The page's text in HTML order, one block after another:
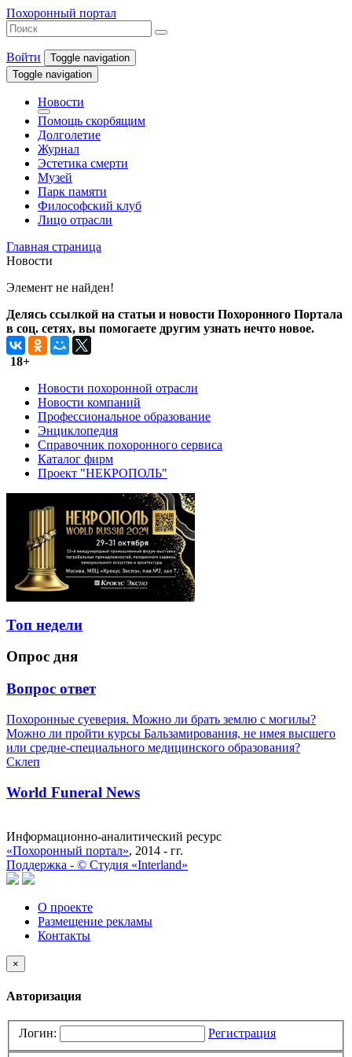
Похоронный портал
Войти
Toggle navigation
Toggle navigation
Новости
Помощь скорбящим
Долголетие
Журнал
Эстетика смерти
Музей
Парк памяти
Философский клуб
Лицо отрасли
Главная страница
Новости
Элемент не найден!
Делясь ссылкой на статьи и новости Похоронного Портала
в соц. сетях, вы помогаете другим узнать нечто новое.
18+
Новости похоронной отрасли
Новости компаний
Профессиональное образование
Энциклопедия
Справочник похоронного сервиса
Каталог фирм
Проект "НЕКРОПОЛЬ"
Топ недели
Опрос дня
Вопрос ответ
Похоронные суеверия. Можно ли брать землю с могилы?
Можно ли пройти курсы Бальзамирования, не имея высшего
или средне-специального медицинского образования?
Склеп
World Funeral News
Информационно-аналитический ресурс
«Похоронный портал», 2014 - гг.
Поддержка - © Cтудия «Interland»
О проекте
Размещение рекламы
Контакты
×
Авторизация
Логин: Регистрация